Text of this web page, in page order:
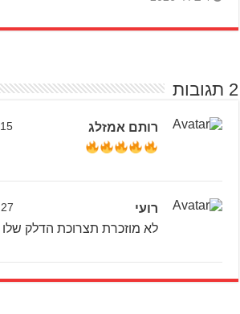
2 תגובות
רותם אמזלג 15 במאי 2020 at 17:25
רועי 27 במרץ 2023 at 19:42
לא מוזכרת תצרוכת הדלק שלו